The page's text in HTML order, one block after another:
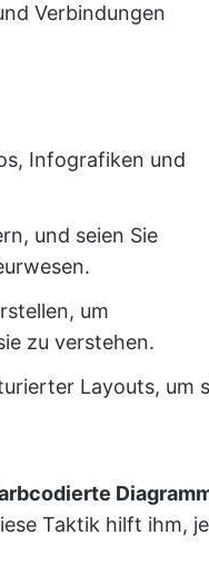
Verbindungen
Infografiken und
und seien Sie
um
zu verstehen.
Layouts, um
Taktik hilft ihm,